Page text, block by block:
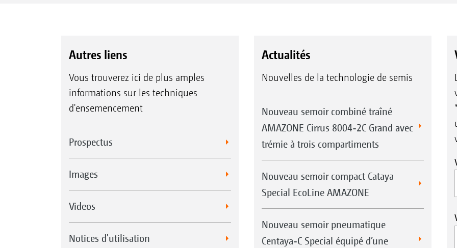
Autres liens
Vous trouverez ici de plus amples
informations sur les techniques
d'ensemencement
Prospectus
Images
Videos
Notices d'utilisation
Actualités
Nouvelles de la technologie de semis
Nouveau semoir combiné traîné
AMAZONE Cirrus 8004-2C Grand avec
trémie à trois compartiments
Nouveau semoir compact Cataya
Special EcoLine AMAZONE
Nouveau semoir pneumatique
Centaya-C Special équipé d’une